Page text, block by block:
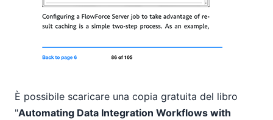
È possibile scaricare una copia gratuita del libro
"Automating Data Integration Workflows with